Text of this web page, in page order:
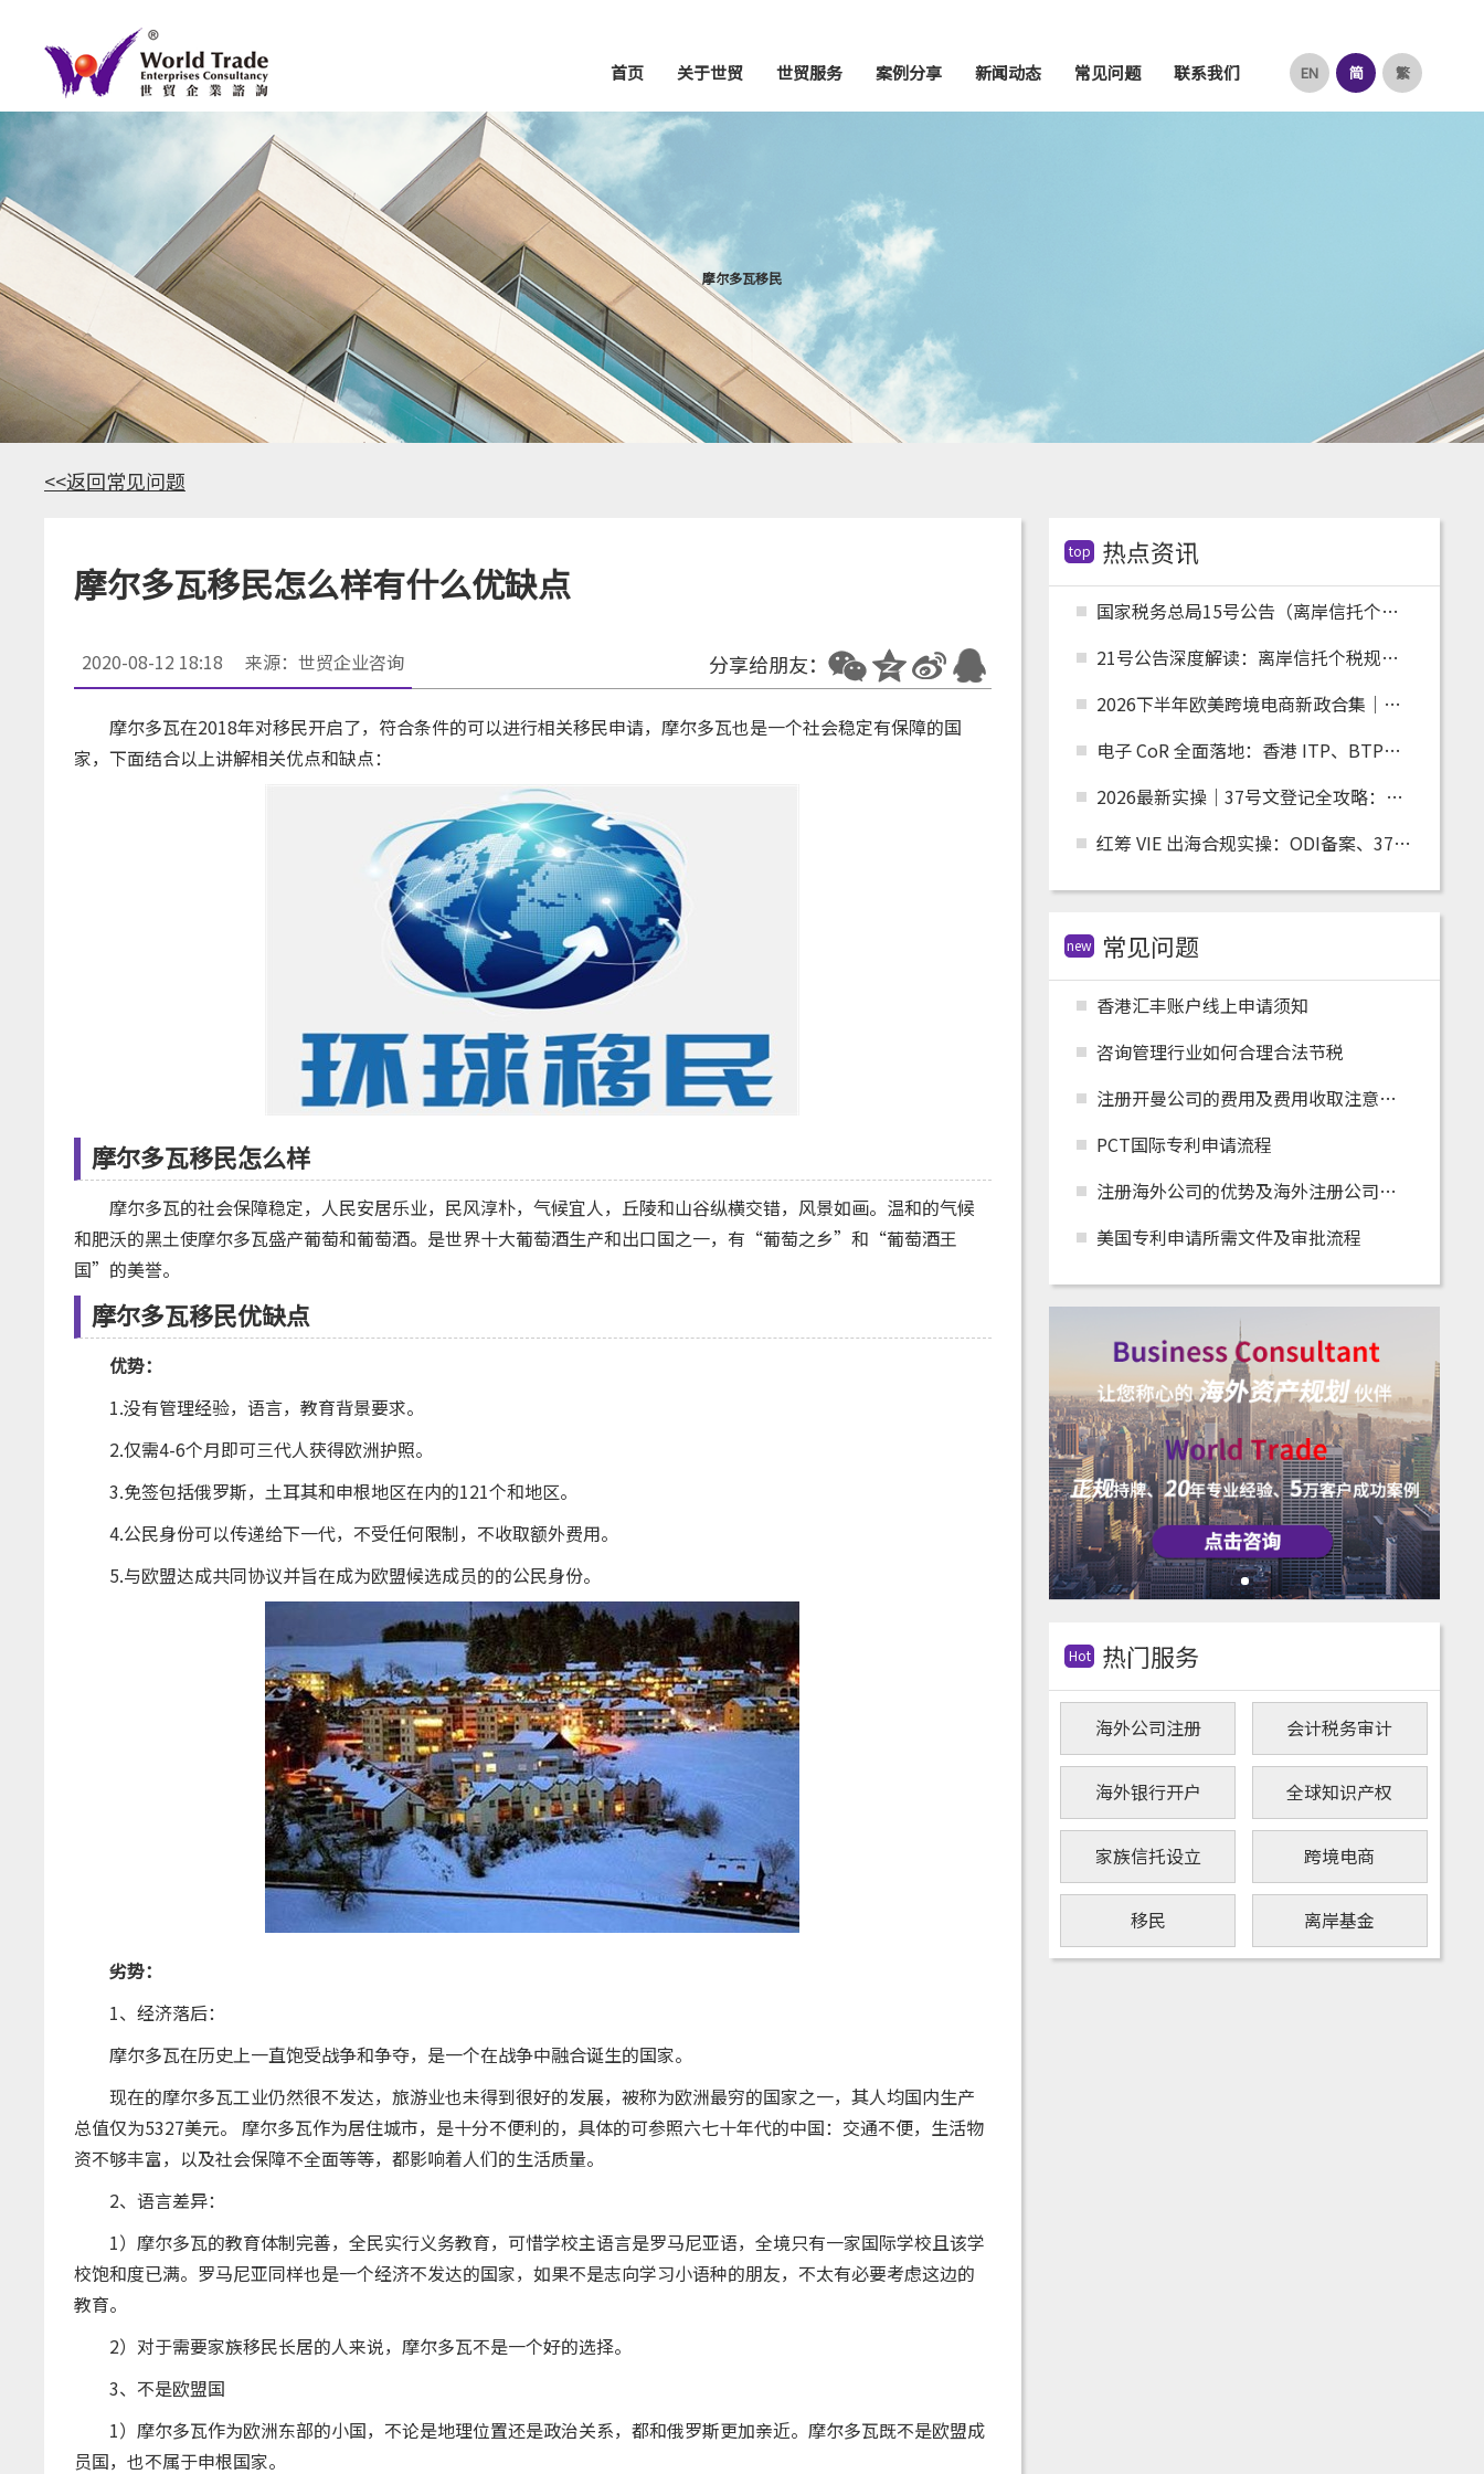
首页 关于世贸 世贸服务 案例分享 新闻动态 常见问题 联系我们 EN 简 繁
摩尔多瓦移民
<<返回常见问题
摩尔多瓦移民怎么样有什么优缺点
2020-08-12 18:18 来源：世贸企业咨询 分享给朋友：
摩尔多瓦在2018年对移民开启了，符合条件的可以进行相关移民申请，摩尔多瓦也是一个社会稳定有保障的国
家，下面结合以上讲解相关优点和缺点：
摩尔多瓦移民怎么样
摩尔多瓦的社会保障稳定，人民安居乐业，民风淳朴，气候宜人，丘陵和山谷纵横交错，风景如画。温和的气候
和肥沃的黑土使摩尔多瓦盛产葡萄和葡萄酒。是世界十大葡萄酒生产和出口国之一，有“葡萄之乡”和“葡萄酒王
国”的美誉。
摩尔多瓦移民优缺点
优势：
1.没有管理经验，语言，教育背景要求。
2.仅需4-6个月即可三代人获得欧洲护照。
3.免签包括俄罗斯，土耳其和申根地区在内的121个和地区。
4.公民身份可以传递给下一代，不受任何限制，不收取额外费用。
5.与欧盟达成共同协议并旨在成为欧盟候选成员的的公民身份。
劣势：
1、经济落后：
摩尔多瓦在历史上一直饱受战争和争夺，是一个在战争中融合诞生的国家。
现在的摩尔多瓦工业仍然很不发达，旅游业也未得到很好的发展，被称为欧洲最穷的国家之一，其人均国内生产
总值仅为5327美元。 摩尔多瓦作为居住城市，是十分不便利的，具体的可参照六七十年代的中国：交通不便，生活物
资不够丰富，以及社会保障不全面等等，都影响着人们的生活质量。
2、语言差异：
1）摩尔多瓦的教育体制完善，全民实行义务教育，可惜学校主语言是罗马尼亚语，全境只有一家国际学校且该学
校饱和度已满。罗马尼亚同样也是一个经济不发达的国家，如果不是志向学习小语种的朋友，不太有必要考虑这边的
教育。
2）对于需要家族移民长居的人来说，摩尔多瓦不是一个好的选择。
3、不是欧盟国
1）摩尔多瓦作为欧洲东部的小国，不论是地理位置还是政治关系，都和俄罗斯更加亲近。摩尔多瓦既不是欧盟成
员国，也不属于申根国家。
top 热点资讯
国家税务总局15号公告（离岸信托个税配套）全文解读：申报主体、时间节点、追溯资料与跨境架构整改
21号公告深度解读：离岸信托个税规则落地，红筹、高净值架构迎来重大合规变革
2026下半年欧美跨境电商新政合集｜关税、清关、环保合规全面收紧，卖家如何应对？
电子 CoR 全面落地：香港 ITP、BTP、TRP 账户跨境税务合规实操指南
2026最新实操｜37号文登记全攻略：适用人群、场景、流程及材料清单
红筹 VIE 出海合规实操：ODI备案、37 号文、FDI 备案适用场景全解析
new 常见问题
香港汇丰账户线上申请须知
咨询管理行业如何合理合法节税
注册开曼公司的费用及费用收取注意事项
PCT国际专利申请流程
注册海外公司的优势及海外注册公司怎么在国内
美国专利申请所需文件及审批流程
Hot 热门服务
海外公司注册 会计税务审计
海外银行开户 全球知识产权
家族信托设立 跨境电商
移民 离岸基金